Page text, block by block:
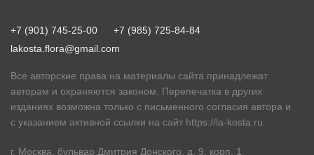
+7 (901) 745-25-00
+7 (985) 725-84-84
lakosta.flora@gmail.com
Все авторские права на материалы сайта принадлежат
авторам и охраняются законом. Перепечатка в других
изданиях возможна только с письменного согласия автора и
с указанием активной ссылки на сайт https://la-kosta.ru
г. Москва, бульвар Дмитрия Донского, д. 9, корп. 1